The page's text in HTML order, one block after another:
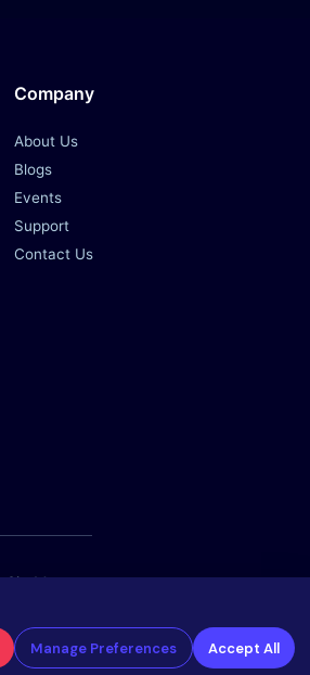
Company
About Us
Blogs
Events
Support
Contact Us
SiteMap
Manage Preferences Accept All